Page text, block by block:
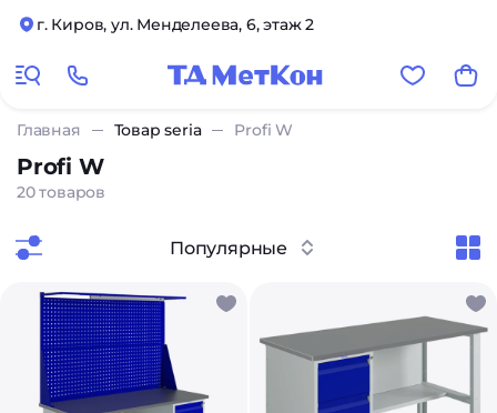
г. Киров, ул. Менделеева, 6, этаж 2
Главная Товар seria Profi W
Profi W
20 товаров
Популярные